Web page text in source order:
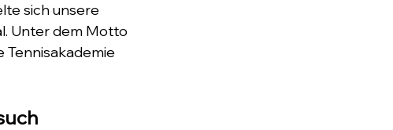
sich unsere
Unter dem Motto
Tennisakademie